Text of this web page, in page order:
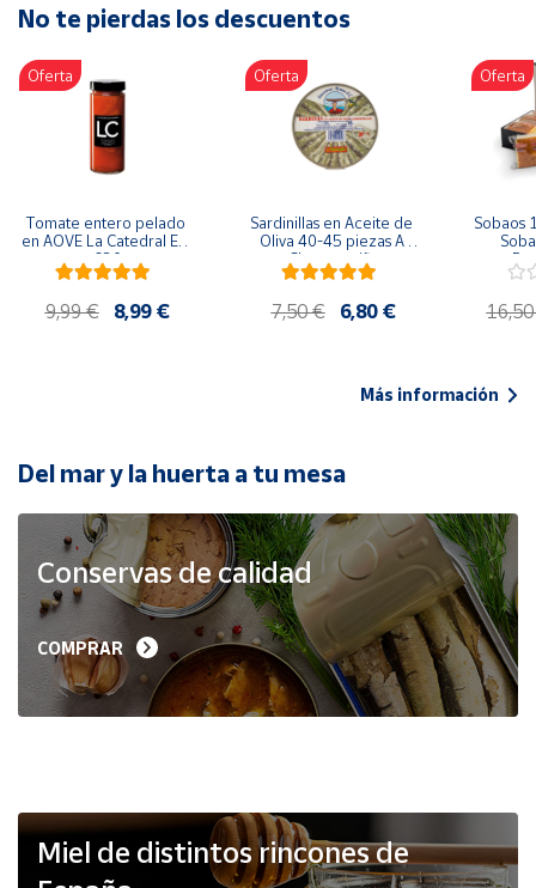
Artesanía
Oficina y
Papelería
Para Canarias,
Ceuta y Melilla
populares
Bono
Cultural
de Correos
Market
Productos
Solidarios
Ayuda
Vendedores
No te pierdas los descuentos
Oferta
Tomate entero pelado
en AOVE La Catedral ER-
630
9,99 € 8,99 €
Oferta
Sardinillas en Aceite de
Oliva 40-45 piezas A
Churrusquiña
7,50 € 6,80 €
Oferta
Sobaos
Más información
Del mar y la huerta a tu mesa
Conservas de calidad
COMPRAR
Miel de distintos rincones de